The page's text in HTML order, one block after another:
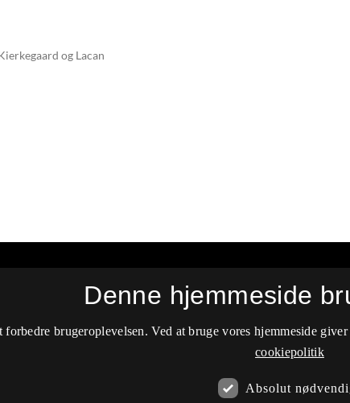
og Lacan
psykoanalyseDenne hjemmeside
brugeroplevelsen. Ved at bruge vores hjemmeside
cookiepolitik
Absolut